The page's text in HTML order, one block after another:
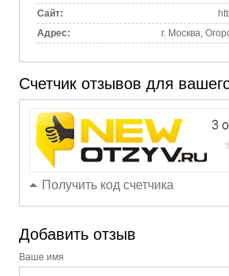
Сайт:
Адрес:
г. Москва,
Счетчик отзывов для
Получить код счетчика
Добавить отзыв
Ваше имя